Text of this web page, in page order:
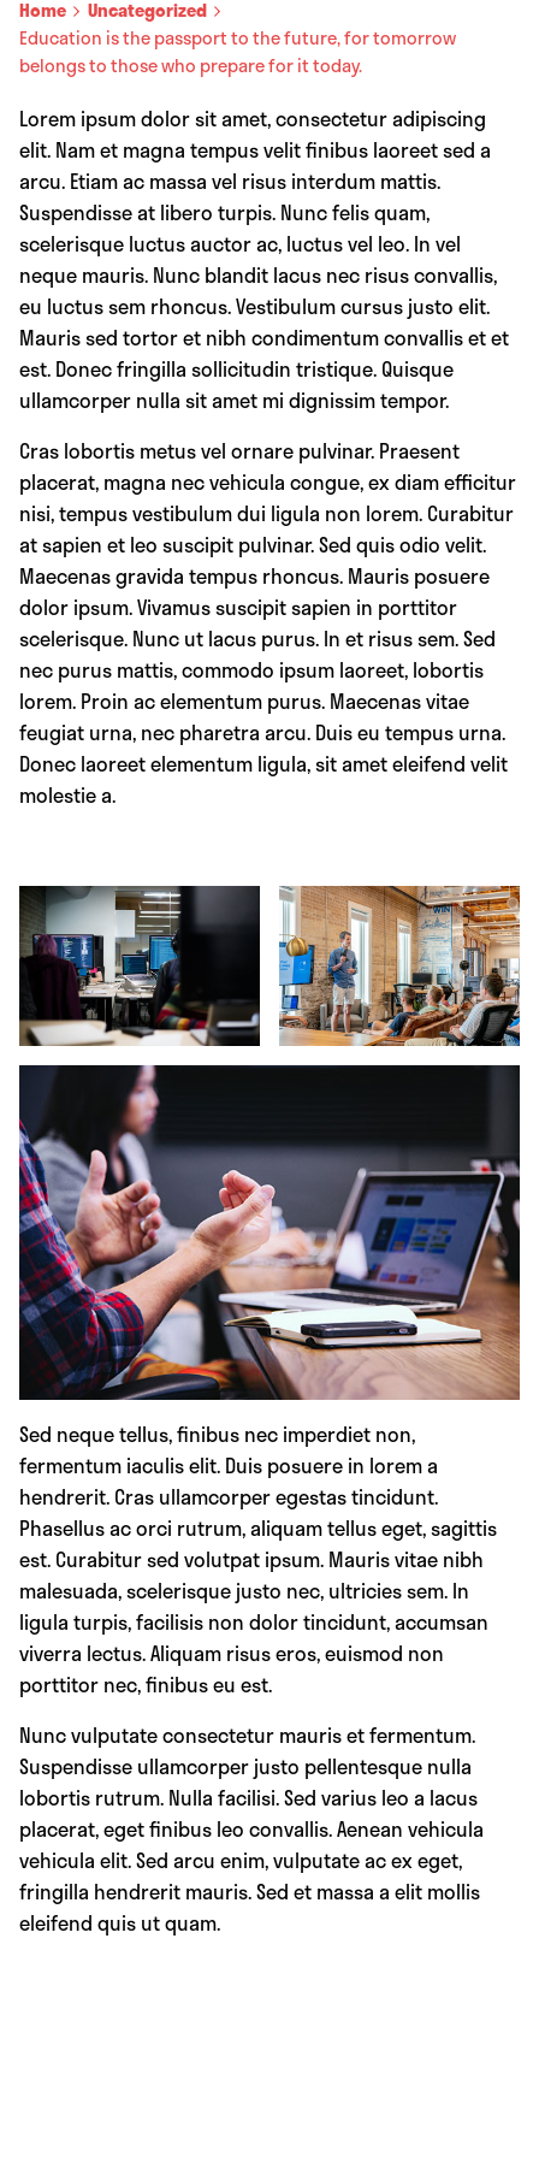
Home
Uncategorized
Education is the passport to the future, for tomorrow
belongs to those who prepare for it today.
Lorem ipsum dolor sit amet, consectetur adipiscing
elit. Nam et magna tempus velit finibus laoreet sed a
arcu. Etiam ac massa vel risus interdum mattis.
Suspendisse at libero turpis. Nunc felis quam,
scelerisque luctus auctor ac, luctus vel leo. In vel
neque mauris. Nunc blandit lacus nec risus convallis,
eu luctus sem rhoncus. Vestibulum cursus justo elit.
Mauris sed tortor et nibh condimentum convallis et et
est. Donec fringilla sollicitudin tristique. Quisque
ullamcorper nulla sit amet mi dignissim tempor.
Cras lobortis metus vel ornare pulvinar. Praesent
placerat, magna nec vehicula congue, ex diam efficitur
nisi, tempus vestibulum dui ligula non lorem. Curabitur
at sapien et leo suscipit pulvinar. Sed quis odio velit.
Maecenas gravida tempus rhoncus. Mauris posuere
dolor ipsum. Vivamus suscipit sapien in porttitor
scelerisque. Nunc ut lacus purus. In et risus sem. Sed
nec purus mattis, commodo ipsum laoreet, lobortis
lorem. Proin ac elementum purus. Maecenas vitae
feugiat urna, nec pharetra arcu. Duis eu tempus urna.
Donec laoreet elementum ligula, sit amet eleifend velit
molestie a.
Sed neque tellus, finibus nec imperdiet non,
fermentum iaculis elit. Duis posuere in lorem a
hendrerit. Cras ullamcorper egestas tincidunt.
Phasellus ac orci rutrum, aliquam tellus eget, sagittis
est. Curabitur sed volutpat ipsum. Mauris vitae nibh
malesuada, scelerisque justo nec, ultricies sem. In
ligula turpis, facilisis non dolor tincidunt, accumsan
viverra lectus. Aliquam risus eros, euismod non
porttitor nec, finibus eu est.
Nunc vulputate consectetur mauris et fermentum.
Suspendisse ullamcorper justo pellentesque nulla
lobortis rutrum. Nulla facilisi. Sed varius leo a lacus
placerat, eget finibus leo convallis. Aenean vehicula
vehicula elit. Sed arcu enim, vulputate ac ex eget,
fringilla hendrerit mauris. Sed et massa a elit mollis
eleifend quis ut quam.